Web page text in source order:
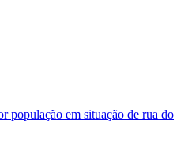
população em situação de rua do